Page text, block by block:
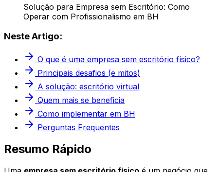
Solução para Empresa sem Escritório: Como
Operar com Profissionalismo em BH
Neste Artigo:
O que é uma empresa sem escritório físico?
Principais desafios (e mitos)
A solução: escritório virtual
Quem mais se beneficia
Como implementar em BH
Perguntas Frequentes
Resumo Rápido